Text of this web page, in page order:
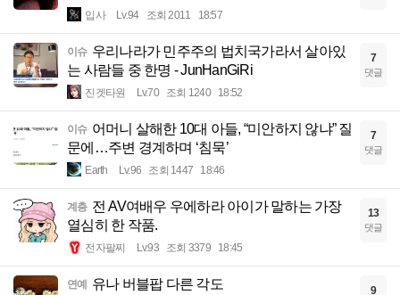
입사 Lv.94 조회 2011 18:57
이슈 우리나라가 민주주의 법치국가라서 살아있
는 사람들 중 한명 - JunHanGiRi
진겟타원 Lv.70 조회 1240 18:52
7
댓글
이슈 어머니 살해한 10대 아들, “미안하지 않냐” 질
문에…주변 경계하며 ‘침묵’
Earth Lv.96 조회 1447 18:46
7
댓글
계층 전 AV여배우 우에하라 아이가 말하는 가장
열심히 한 작품.
전자팔찌 Lv.93 조회 3379 18:45
13
댓글
연예 유나 버블팝 다른 각도 9